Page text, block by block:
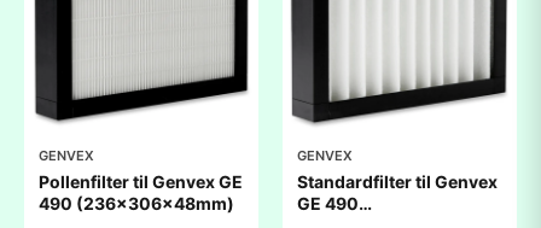
GENVEX
Pollenfilter til Genvex GE
490 (236x306x48mm)
GENVEX
Standardfilter til Genvex
GE 490